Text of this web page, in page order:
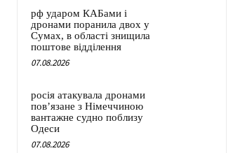
рф ударом КАБами і
дронами поранила двох у
Сумах, в області знищила
поштове відділення
07.08.2026
росія атакувала дронами
пов’язане з Німеччиною
вантажне судно поблизу
Одеси
07.08.2026